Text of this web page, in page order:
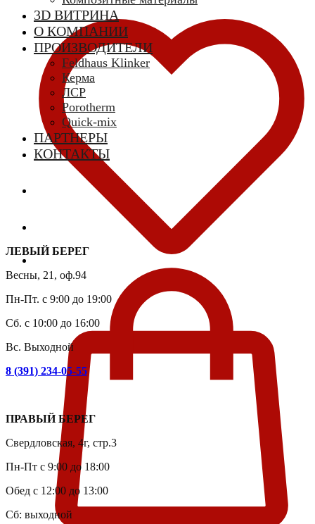
3D ВИТРИНА
О КОМПАНИИ
ПРОИЗВОДИТЕЛИ
Feldhaus Klinker
Керма
ЛСР
Porotherm
Quick-mix
ПАРТНЕРЫ
КОНТАКТЫ
ЛЕВЫЙ БЕРЕГ
Весны, 21, оф.94
Пн-Пт. с 9:00 до 19:00
Сб. с 10:00 до 16:00
Вс. Выходной
8 (391) 234-05-55
ПРАВЫЙ БЕРЕГ
Свердловская, 4г, стр.3
Пн-Пт с 9:00 до 18:00
Обед с 12:00 до 13:00
Сб: выходной